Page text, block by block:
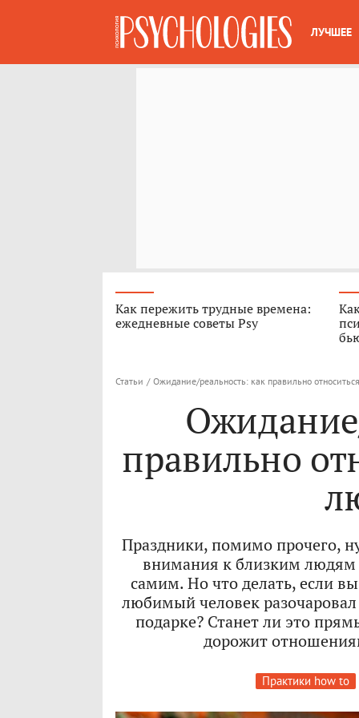
ЛУЧШЕЕ
Как пережить трудные времена:
ежедневные советы Psy
Статьи / Ожидание/реальность: как правильно
правильно
Праздники, помимо прочего,
внимания к близким людям
самим. Но что делать, если
любимый человек
подарке? Станет ли это
дорожит
Практики how to